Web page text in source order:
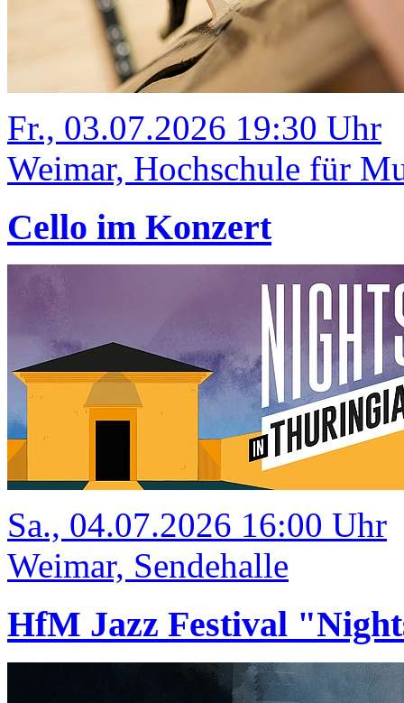
Fr., 03.07.2026 19:30 Uhr
Weimar, Hochschule für
Cello im Konzert
Sa., 04.07.2026 16:00 Uhr
Weimar, Sendehalle
HfM Jazz Festival